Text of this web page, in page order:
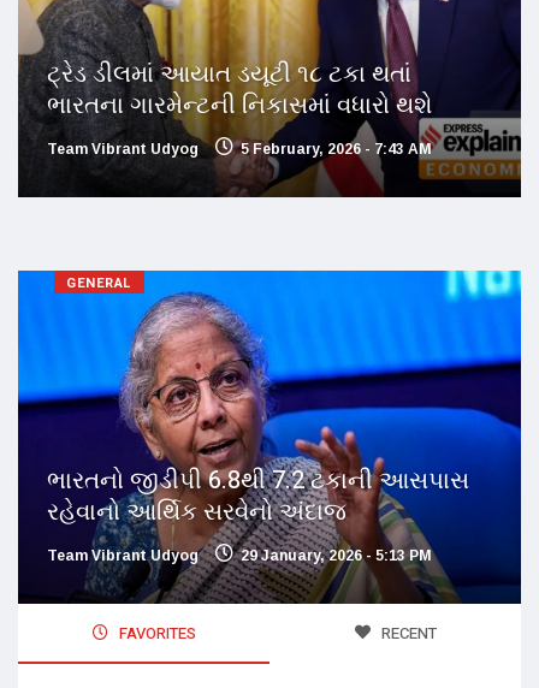
ટ્રેડ ડીલમાં આયાત ડયૂટી ૧૮ ટકા થતાં
ભારતના ગારમેન્ટની નિકાસમાં વધારો થશે
Team Vibrant Udyog 5 February, 2026 - 7:43 AM
GENERAL
ભારતનો જીડીપી 6.8થી 7.2 ટકાની આસપાસ
રહેવાનો આર્થિક સરવેનો અંદાજ
Team Vibrant Udyog 29 January, 2026 - 5:13 PM
FAVORITES RECENT